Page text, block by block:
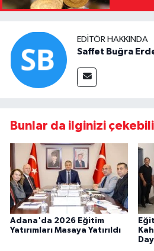
EDITÖR HAKKINDA
Saffet Buğra
Bunlar da ilginizi
Adana'da 2026 Eğitim
Yatırımları Masaya Yatırıldı